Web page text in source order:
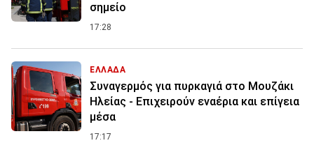
σημείο
17:28
ΕΛΛΑΔΑ
Συναγερμός για πυρκαγιά στο Μουζάκι
Ηλείας - Επιχειρούν εναέρια και επίγεια
μέσα
17:17